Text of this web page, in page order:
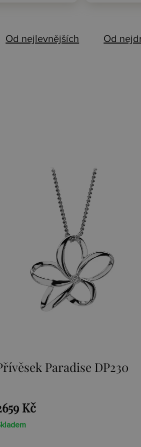
Od nejlevnějších Od
přívěsek Sunken
Kč